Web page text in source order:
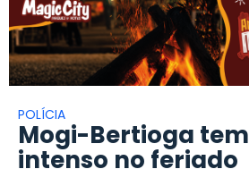
POLÍCIA
Mogi-Bertioga
intenso no feriado